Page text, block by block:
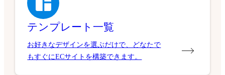
テンプレート一覧
お好きなデザインを選ぶだけで、どなたで
もすぐにECサイトを構築できます。